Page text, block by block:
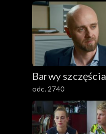
Barwy szczęścia
odc. 2740